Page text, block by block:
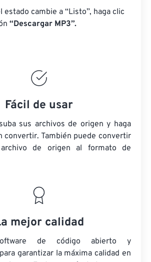
estado cambie a “Listo”, haga clic
“Descargar MP3”.
Fácil de usar
sus archivos de origen y haga
convertir. También puede convertir
de origen al formato de
mejor calidad
de código abierto y
garantizar la máxima calidad en